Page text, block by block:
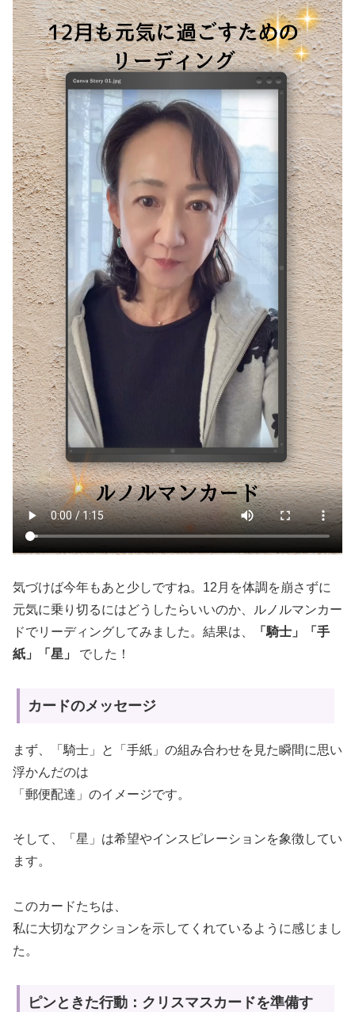
気づけば今年もあと少しですね。12月を体調を崩さずに
元気に乗り切るにはどうしたらいいのか、ルノルマンカー
ドでリーディングしてみました。結果は、
「騎士」「手
紙」「星」
でした！
カードのメッセージ
まず、「騎士」と「手紙」の組み合わせを見た瞬間に思い
浮かんだのは
「郵便配達」のイメージです。
そして、「星」は希望やインスピレーションを象徴してい
ます。
このカードたちは、
私に大切なアクションを示してくれているように感じまし
た。
ピンときた行動：クリスマスカードを準備す